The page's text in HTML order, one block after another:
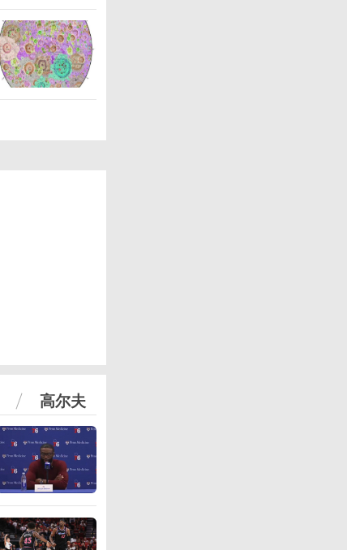
高尔夫